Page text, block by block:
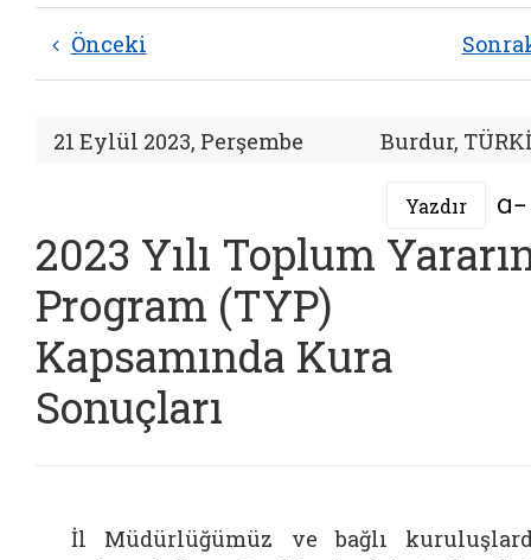
Önceki
21 Eylül 2023, Perşembe Burdur,
Yazdır
2023 Yılı Toplum
Program (TYP)
Kapsamında Kura
Sonuçları
İl Müdürlüğümüz ve bağlı